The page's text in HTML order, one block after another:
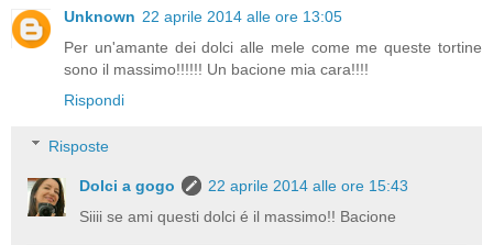
Unknown 22 aprile 2014 alle ore 13:05
Per un'amante dei dolci alle mele come me queste tortine
sono il massimo!!!!!! Un bacione mia cara!!!!
Rispondi
Risposte
Dolci a gogo
22 aprile 2014 alle ore 15:43
Siiii se ami questi dolci é il massimo!! Bacione